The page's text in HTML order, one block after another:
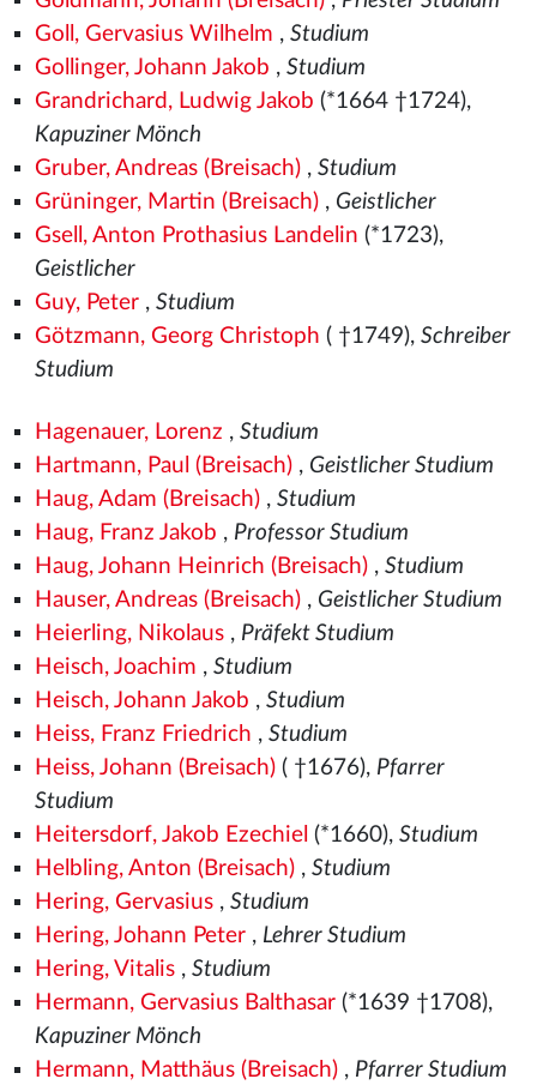
Goll, Gervasius Wilhelm , Studium
Gollinger, Johann Jakob , Studium
Grandrichard, Ludwig Jakob (*1664 †1724),
Kapuziner Mönch
Gruber, Andreas (Breisach), Studium
Grüninger, Martin (Breisach), Geistlicher
Gsell, Anton Prothasius Landelin (*1723),
Geistlicher
Guy, Peter, Studium
Götzmann, Georg Christoph ( †1749), Schreiber
Studium
Hagenauer, Lorenz , Studium
Hartmann, Paul (Breisach), Geistlicher Studium
Haug, Adam (Breisach), Studium
Haug, Franz Jakob , Professor Studium
Haug, Johann Heinrich (Breisach), Studium
Hauser, Andreas (Breisach), Geistlicher Studium
Heierling, Nikolaus, Präfekt Studium
Heisch, Joachim , Studium
Heisch, Johann Jakob , Studium
Heiss, Franz Friedrich , Studium
Heiss, Johann (Breisach)( †1676), Pfarrer
Studium
Heitersdorf, Jakob Ezechiel (*1660), Studium
Helbling, Anton (Breisach), Studium
Hering, Gervasius, Studium
Hering, Johann Peter, Lehrer Studium
Hering, Vitalis, Studium
Hermann, Gervasius Balthasar(*1639 †1708),
Kapuziner Mönch
Hermann, Matthäus (Breisach), Pfarrer Studium